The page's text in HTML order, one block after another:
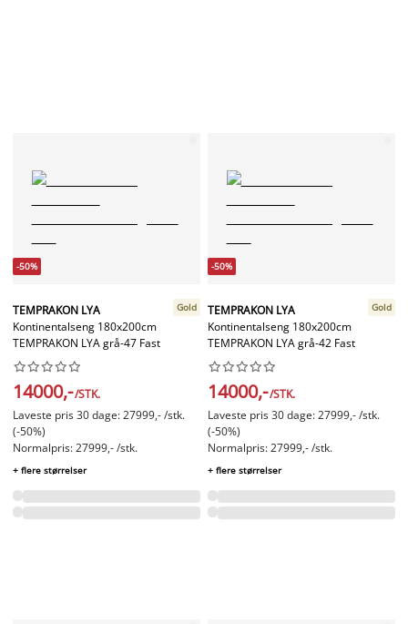
-50%
TEMPRAKON LYA
Kontinentalseng 180x200cm
TEMPRAKON LYA grå-47 Fast
Gold






14000,-/STK.
Laveste pris 30 dage: 27999,- /stk.
(-50%)
Normalpris: 27999,- /stk.
+ flere størrelser
-50%
TEMPRAKON LYA
Kontinentalseng 180x200cm
TEMPRAKON LYA grå-42 Fast
Gold






14000,-/STK.
Laveste pris 30 dage: 27999,- /stk.
(-50%)
Normalpris: 27999,- /stk.
+ flere størrelser